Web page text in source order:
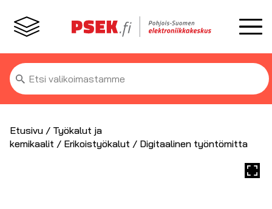
Etsi:
Etusivu / Työkalut ja
kemikaalit / Erikoistyökalut / Digitaalinen työntömitta